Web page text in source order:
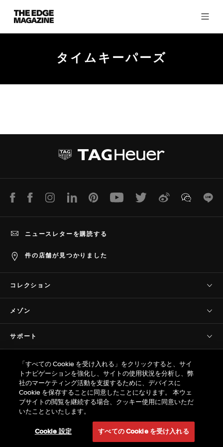
The
Edge
Magazine
タイムキーパーズ
LINE Facebook InstagramLinkedInPinterest YoutubeTwitter Weibo WeChat
件の店舗が見つかりました
ニュースレターを購読する
コレクション
タグ・ホイヤー フォーミュラ1
タグ・ホイヤー アクアレーサー
タグ・ホイヤー モナコ
タグ・ホイヤー オータヴィア
タグ・ホイヤー リンク
タグ・ホイヤー アイウェア
メゾン
プレスコーナー
プロの計時
採用情報
サポート
よくあるご質問(FAQ)
カスタマーケア
サイズ ガイド
プライバシー＆規約
販売規約
プライバシーポリシー
ウェブサイト利用規約
特定商取引法 / 古物営業法に基づく表示
© TAG Heuer Brand of LVMH Swiss
Manufactures SA - 2026
「すべての Cookie を受け入れる」をクリックすると、サイ
トナビゲーションを強化し、サイトの使用状況を分析し、弊
社のマーケティング活動を支援するために、デバイスに
Cookie を保存することに同意したことになります。 本ウェ
ブサイトの閲覧を継続する場合、クッキー使用に同意いただ
いたことといたします。
Cookie 設定 すべての Cookie を受け入れる